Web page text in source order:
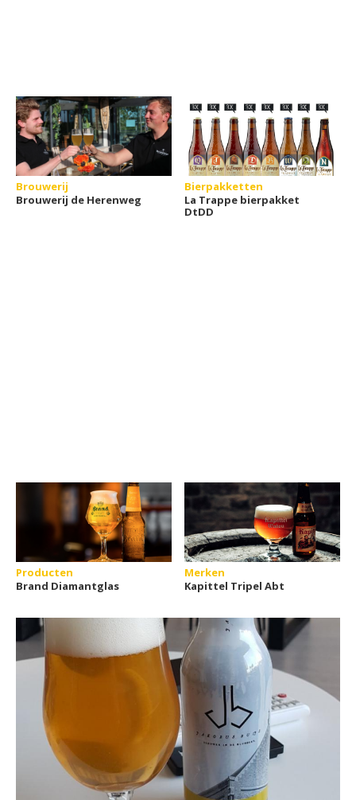
Brouwerij
Brouwerij de Herenweg
Bierpakketten
La Trappe bierpakket
DtDD
Producten
Brand Diamantglas
Merken
Kapittel Tripel Abt